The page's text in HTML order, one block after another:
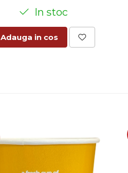
In stoc
Adauga in cos